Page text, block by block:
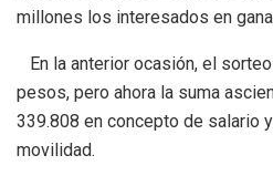
millones los interesados en
En la anterior ocasión, el
pesos, pero ahora la suma
339.808 en concepto de salario
movilidad.